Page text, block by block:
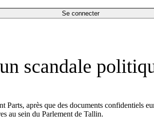
Se connecter
scandale
après que des documents confidentiels
au sein du Parlement de Tallin.